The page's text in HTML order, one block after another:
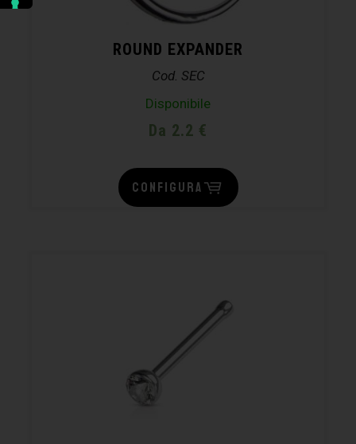
ROUND EXPANDER
Cod. SEC
Disponibile
Da 2.2 €
CONFIGURA